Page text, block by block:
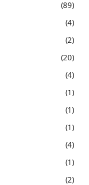
89
4
2
20
4
1
1
1
4
1
2